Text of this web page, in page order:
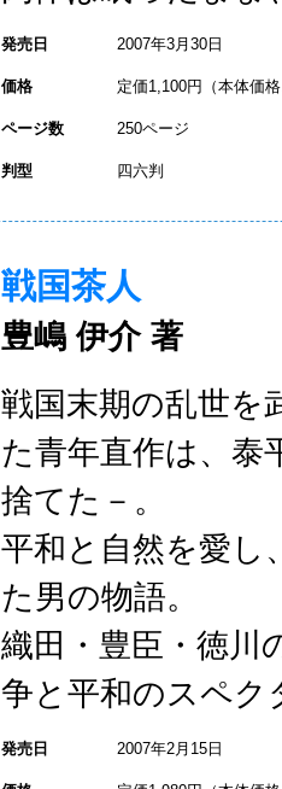
発売日 2007年3月30日
価格 定価1,100円（本体価
ページ数 250ページ
判型 四六判
戦国茶人
豊嶋 伊介 著
戦国末期の乱世を
た青年直作は、泰
捨てた－。
平和と自然を愛し
た男の物語。
織田・豊臣・徳川
争と平和のスペク
発売日 2007年2月15日